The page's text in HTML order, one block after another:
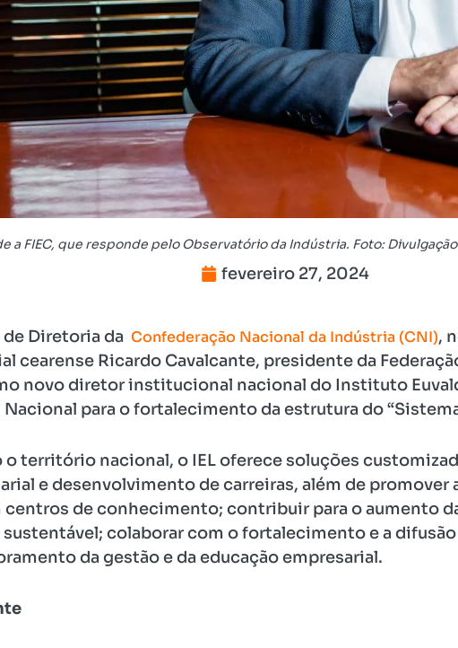
a FIEC, que responde pelo Observatório da Indústria. Foto: Divulgação
fevereiro 27, 2024
Diretoria da Confederação Nacional da Indústria (CNI),
cearense Ricardo Cavalcante, presidente da
novo diretor institucional nacional do Instituto
Nacional para o fortalecimento da estrutura do
o território nacional, o IEL oferece soluções
e desenvolvimento de carreiras, além de promover
de conhecimento; contribuir para o aumento
colaborar com o fortalecimento e a
da gestão e da educação empresarial.